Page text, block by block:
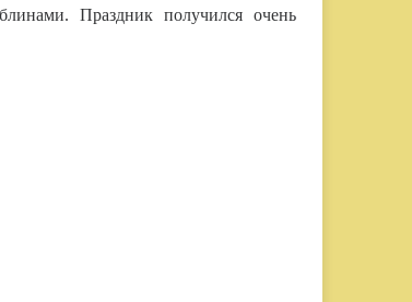
Праздник получился очень